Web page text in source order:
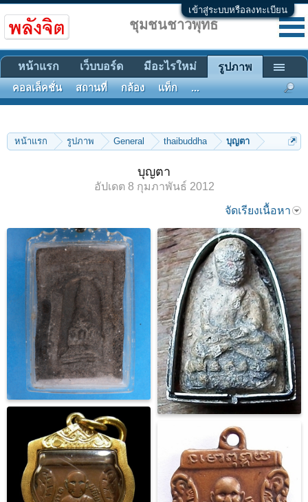
เข้าสู่ระบบหรือลงทะเบียน
หน้าแรก รูปภาพ General thaibuddha บุญตา
บุญตา
อัปเดต 8 กุมภาพันธ์ 2012
จัดเรียงเนื้อหา
ชุมชนชาวพุทธ
หน้าแรก เว็บบอร์ด มีอะไรใหม่ รูปภาพ
คอลเล็คชั่น สถานที่ กล้อง แท็ก ...